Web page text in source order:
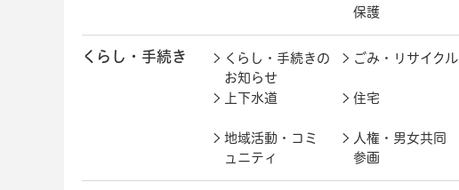
保護
くらし・手続き
くらし・手続きの
お知らせ
ごみ・リサイクル
上下水道 住宅
地域活動・コミ
ュニティ
人権・男女共同
参画